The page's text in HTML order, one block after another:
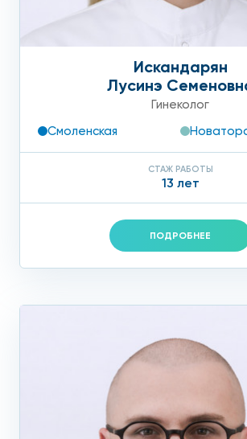
Искандарян
Лусинэ
Гинеколог
Смоленская
СТАЖ РАБОТЫ
13 лет
ПОДРОБНЕЕ